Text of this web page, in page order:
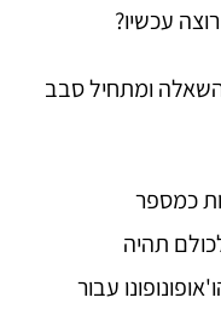
עכשיו?
ומתחיל סבב
כמספר
תהיה
עבור